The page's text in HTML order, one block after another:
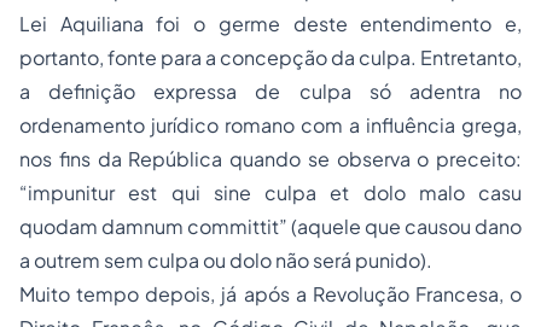
Lei Aquiliana foi o germe deste entendimento e,
portanto, fonte para a concepção da culpa. Entretanto,
a definição expressa de culpa só adentra no
ordenamento jurídico romano com a influência grega,
nos fins da República quando se observa o preceito:
“impunitur est qui sine culpa et dolo malo casu
quodam damnum committit” (aquele que causou dano
a outrem sem culpa ou dolo não será punido).
Muito tempo depois, já após a Revolução Francesa, o